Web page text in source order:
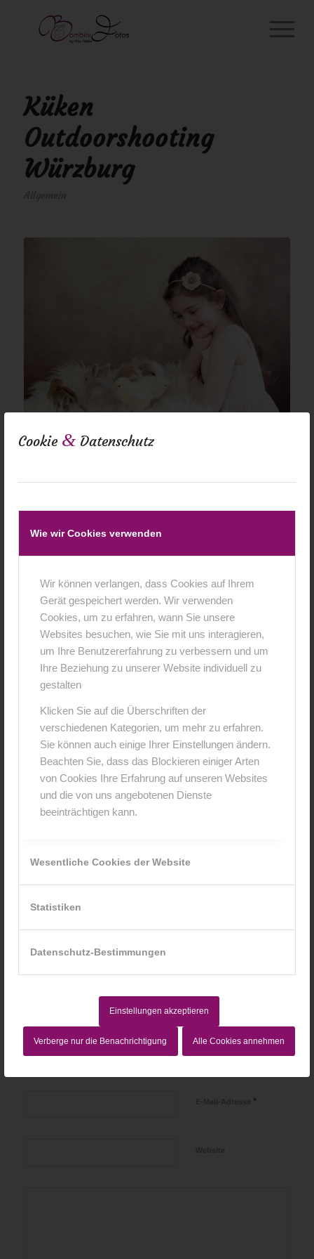
Cookie & Datenschutz
Wie wir Cookies verwenden
Wir können verlangen, dass Cookies auf Ihrem
Gerät gespeichert werden. Wir verwenden
Cookies, um zu erfahren, wann Sie unsere
Websites besuchen, wie Sie mit uns interagieren,
um Ihre Benutzererfahrung zu verbessern und um
Ihre Beziehung zu unserer Website individuell zu
gestalten
Klicken Sie auf die Überschriften der
verschiedenen Kategorien, um mehr zu erfahren.
Sie können auch einige Ihrer Einstellungen ändern.
Beachten Sie, dass das Blockieren einiger Arten
von Cookies Ihre Erfahrung auf unseren Websites
und die von uns angebotenen Dienste
beeinträchtigen kann.
Wesentliche Cookies der Website
Statistiken
Datenschutz-Bestimmungen
Einstellungen akzeptieren
Verberge nur die Benachrichtigung Alle Cookies annehmen
Küken
Outdoorshooting
Würzburg
♥ Hallo Ihr Lieben ♥
Ich mache mir gerade Gedanken ob ich dieses
Jahr nicht ein Kükenshooting anbieten möchte. :)
kommentiert doch bitte einfach unter diesen Post,
oder schreibt mir eine Nachricht dann kann ich mit
der Planung beginnen .
liebe Grüsse Anja
0
KOMMENTARE
An der Diskussion beteiligen?
*